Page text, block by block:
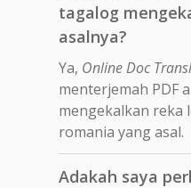
tagalog
asalnya?
Ya, Online Doc
menterjemah PDF
mengekalkan reka
romania yang asal.
Adakah saya